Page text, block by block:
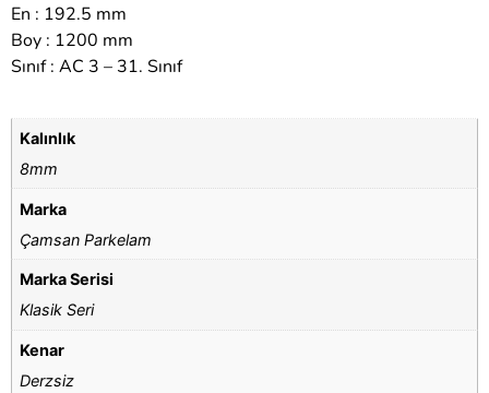
En : 192.5 mm
Boy : 1200 mm
Sınıf : AC 3 – 31. Sınıf
Kalınlık
8mm
Marka
Çamsan Parkelam
Marka Serisi
Klasik Seri
Kenar
Derzsiz